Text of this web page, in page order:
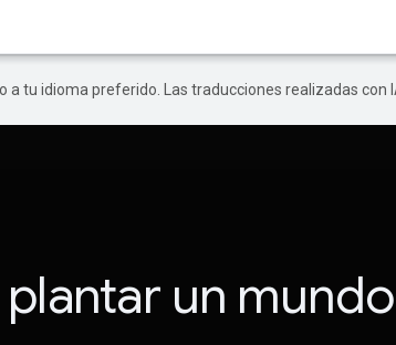
tu idioma preferido. Las traducciones realizadas con
un